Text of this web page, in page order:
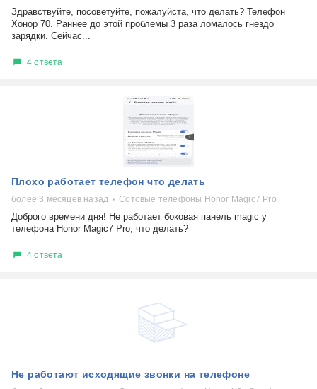
Здравствуйте, посоветуйте, пожалуйста, что делать? Телефон
Хонор 70. Раннее до этой проблемы 3 раза ломалось гнездо
зарядки. Сейчас...
4 ответа
Плохо работает телефон что делать
более 3 месяцев назад Сотовые телефоны Honor Magic7 Pro
Доброго времени дня! Не работает боковая панель magic у
телефона Honor Magic7 Pro, что делать?
4 ответа
Не работают исходящие звонки на телефоне